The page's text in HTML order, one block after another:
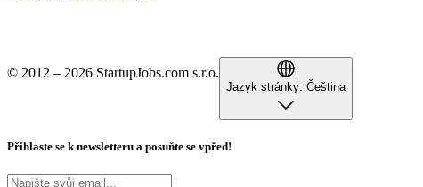
© 2012 – 2026 StartupJobs.com s.r.o.
Jazyk stránky: Čeština
Přihlaste se k newsletteru a posuňte se vpřed!